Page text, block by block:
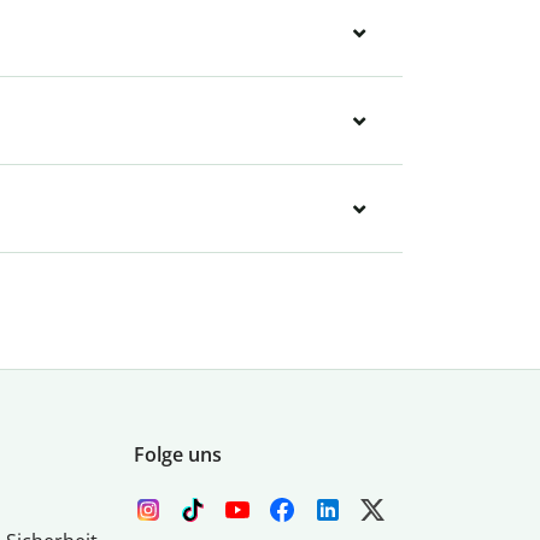
Folge uns